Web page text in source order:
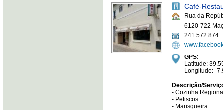
Café-
Rua da
6120-722
241 572 874
GPS:
Latitude:
Longitude: -
Descrição/
- Cozinha
- Petiscos
- Marisqueira